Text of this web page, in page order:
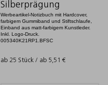
Silberprägung
Werbeartikel-Notizbuch mit Hardcover,
farbigem Gummiband und Stiftschlaufe,
Einband aus matt-farbigem Kunstleder.
Inkl. Logo-Druck.
005340K21RP1.BFSC
ab 25 Stück / ab 5,51 €